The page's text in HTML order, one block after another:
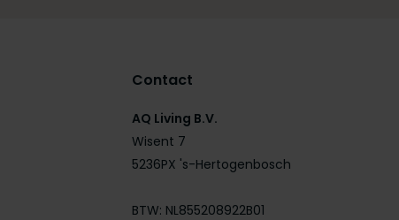
Contact
AQ Living B.V.
Wisent 7
5236PX 's-Hertogenbosch
BTW: NL855208922B01